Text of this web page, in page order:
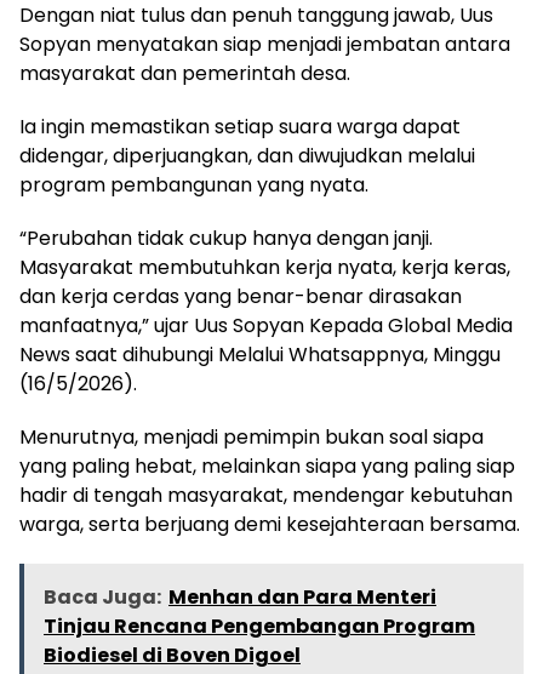
Dengan niat tulus dan penuh tanggung jawab, Uus
Sopyan menyatakan siap menjadi jembatan antara
masyarakat dan pemerintah desa.
Ia ingin memastikan setiap suara warga dapat
didengar, diperjuangkan, dan diwujudkan melalui
program pembangunan yang nyata.
“Perubahan tidak cukup hanya dengan janji.
Masyarakat membutuhkan kerja nyata, kerja keras,
dan kerja cerdas yang benar-benar dirasakan
manfaatnya,” ujar Uus Sopyan Kepada Global Media
News saat dihubungi Melalui Whatsappnya, Minggu
(16/5/2026).
Menurutnya, menjadi pemimpin bukan soal siapa
yang paling hebat, melainkan siapa yang paling siap
hadir di tengah masyarakat, mendengar kebutuhan
warga, serta berjuang demi kesejahteraan bersama.
Baca Juga: Menhan dan Para Menteri
Tinjau Rencana Pengembangan Program
Biodiesel di Boven Digoel